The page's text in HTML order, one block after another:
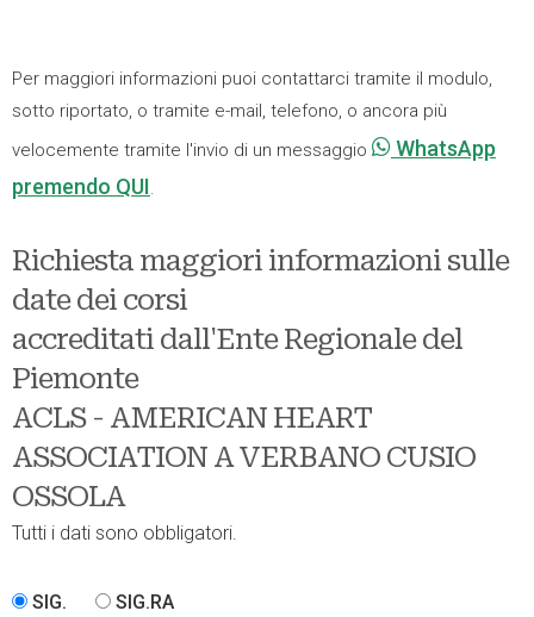
Per maggiori informazioni puoi contattarci tramite il modulo,
sotto riportato, o tramite e-mail, telefono, o ancora più
velocemente tramite l'invio di un messaggio
WhatsApp
premendo QUI.
Richiesta maggiori informazioni sulle
date dei corsi
accreditati dall'Ente Regionale del
Piemonte
ACLS - AMERICAN HEART
ASSOCIATION A VERBANO CUSIO
OSSOLA
Tutti i dati sono obbligatori.
SIG. SIG.RA